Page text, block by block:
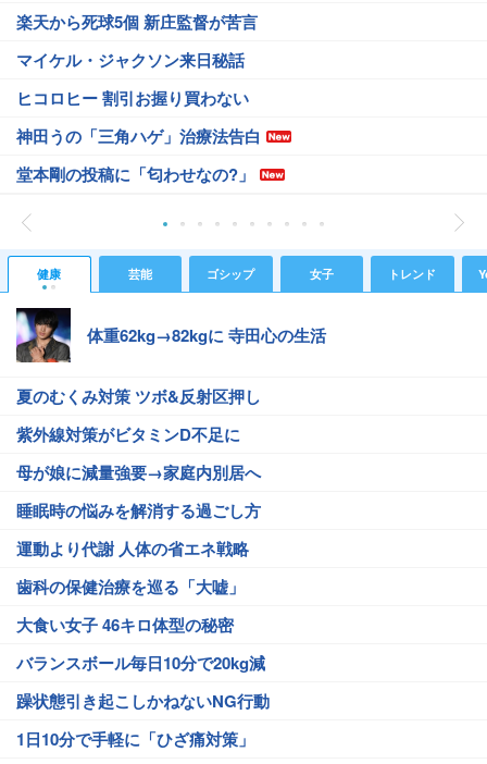
楽天から死球5個 新庄監督が苦言
マイケル・ジャクソン来日秘話
ヒコロヒー 割引お握り買わない
神田うの「三角ハゲ」治療法告白
堂本剛の投稿に「匂わせなの?」
健康 芸能 ゴシップ 女子 トレンド
体重62kg→82kgに 寺田心の生活
夏のむくみ対策 ツボ&反射区押し
紫外線対策がビタミンD不足に
母が娘に減量強要→家庭内別居へ
睡眠時の悩みを解消する過ごし方
運動より代謝 人体の省エネ戦略
歯科の保健治療を巡る「大嘘」
大食い女子 46キロ体型の秘密
バランスボール毎日10分で20kg減
躁状態引き起こしかねないNG行動
1日10分で手軽に「ひざ痛対策」